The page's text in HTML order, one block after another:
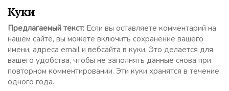
Куки
Предлагаемый текст: Если вы оставляете комментарий на
нашем сайте, вы можете включить сохранение вашего
имени, адреса email и вебсайта в куки. Это делается для
вашего удобства, чтобы не заполнять данные снова при
повторном комментировании. Эти куки хранятся в течение
одного года.